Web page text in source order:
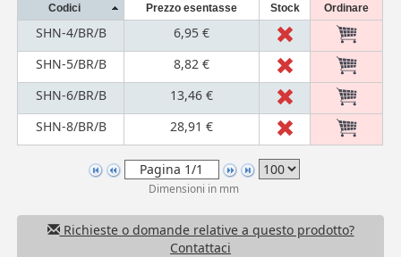
Codici Prezzo esentasse Stock Ordinare
SHN-4/BR/B
6,95 €
SHN-5/BR/B
8,82 €
SHN-6/BR/B
13,46 €
SHN-8/BR/B
28,91 €
Dimensioni in mm
Richieste o domande relative a questo prodotto?
Contattaci